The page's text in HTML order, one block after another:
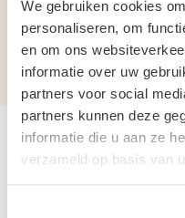
We gebruiken cookies
personaliseren, om
en om ons
informatie over uw
partners voor social
partners kunnen deze
informatie die u aan ze
verzameld op basis van
Verpakking
Aantal per verpakking